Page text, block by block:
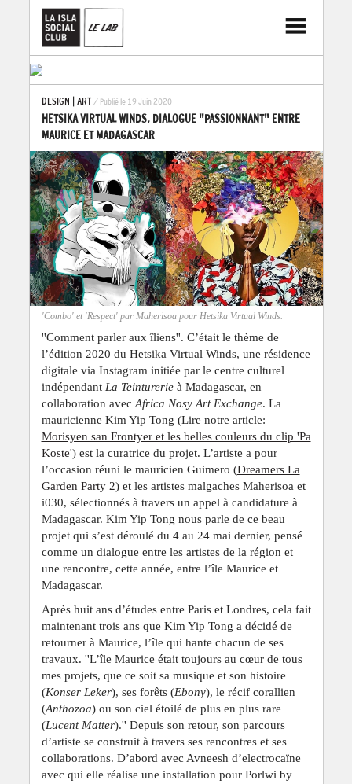
DESIGN ART / Publié le 19 Juin 2020
HETSIKA VIRTUAL WINDS, DIALOGUE "PASSIONNANT" ENTRE
MAURICE ET MADAGASCAR
et 'Respect' par Maherisoa pour Hetsika Virtual Winds. 'Keep on Moving' et
''Comment parler aux îliens''. C’était le thème de
l’édition 2020 du Hetsika Virtual Winds, une résidence
digitale via Instagram initiée par le centre culturel
indépendant La Teinturerieà Madagascar, en
collaboration avec Africa Nosy Art Exchange. La
mauricienne Kim Yip Tong (Lire notre article:
Morisyen san Frontyer et les belles couleurs du clip 'Pa
Koste') est la curatrice du projet. L’artiste a pour
l’occasion réuni le mauricien Guimero (Dreamers La
Garden Party 2) et les artistes malgaches Maherisoa et
i030, sélectionnés à travers un appel à candidature à
Madagascar. Kim Yip Tong nous parle de ce beau
projet qui s’est déroulé du 4 au 24 mai dernier, pensé
comme un dialogue entre les artistes de la région et
une rencontre, cette année, entre l’île Maurice et
Madagascar.
Après huit ans d’études entre Paris et Londres, cela fait
maintenant trois ans que Kim Yip Tong a décidé de
retourner à Maurice, l’île qui hante chacun de ses
travaux. ''L’île Maurice était toujours au cœur de tous
mes projets, que ce soit sa musique et son histoire
(Konser Leker), ses forêts (Ebony), le récif corallien
(Anthozoa) ou son ciel étoilé de plus en plus rare
(Lucent Matter).'' Depuis son retour, son parcours
d’artiste se construit à travers ses rencontres et ses
collaborations. D’abord avec Avneesh d’electrocaïne
avec qui elle réalise une installation pour Porlwi by